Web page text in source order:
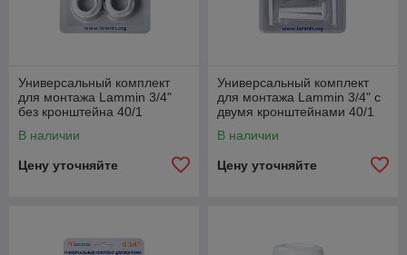
Универсальный комплект
для монтажа Lammin 3/4"
без кронштейна 40/1
В наличии
Цену уточняйте
Универсальный комплект
для монтажа Lammin 3/4" с
двумя кронштейнами 40/1
В наличии
Цену уточняйте